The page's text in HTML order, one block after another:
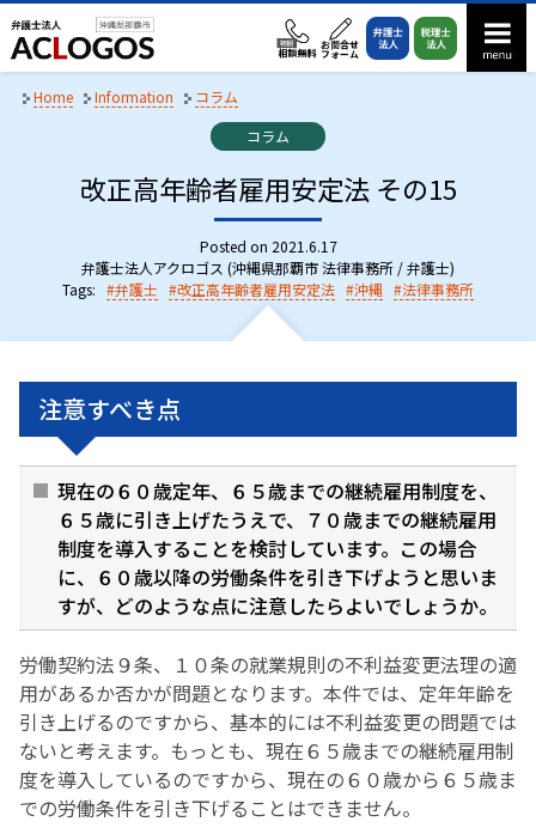
i
Home Information
コラム
C
a
e
g
o
r
i
e
:
コラム
改正高年齢者雇用安定法 その15
Posted on 2021.6.17
弁護士法人アクロゴス (沖縄県那覇市 法律事務所 / 弁護士)
Tags:
弁護士 改正高年齢者雇用安定法 沖縄 法律事務所
注意すべき点
現在の６０歳定年、６５歳までの継続雇用制度を、
６５歳に引き上げたうえで、７０歳までの継続雇用
制度を導入することを検討しています。この場合
に、６０歳以降の労働条件を引き下げようと思いま
すが、どのような点に注意したらよいでしょうか。
労働契約法９条、１０条の就業規則の不利益変更法理の適
用があるか否かが問題となります。本件では、定年年齢を
引き上げるのですから、基本的には不利益変更の問題では
ないと考えます。もっとも、現在６５歳までの継続雇用制
度を導入しているのですから、現在の６０歳から６５歳ま
での労働条件を引き下げることはできません。